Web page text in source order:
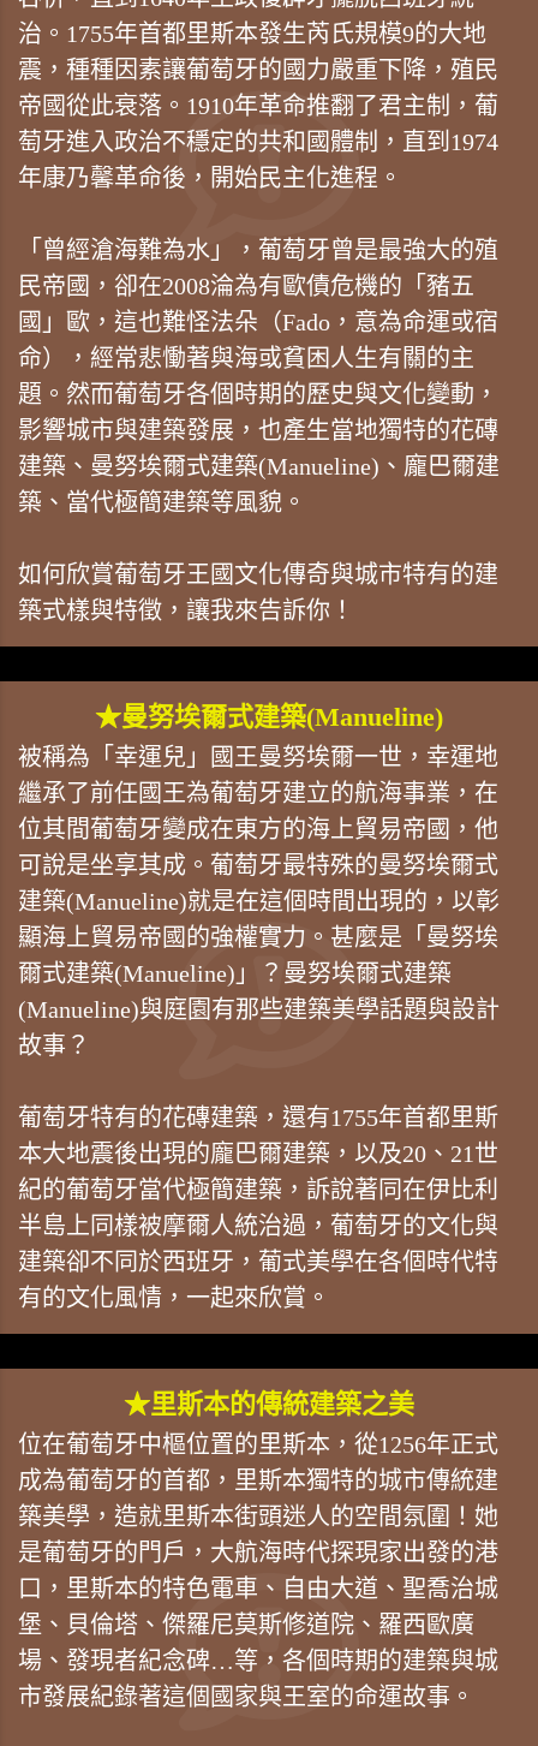
治。1755年首都里斯本發生芮氏規模9的大地
震，種種因素讓葡萄牙的國力嚴重下降，殖民
帝國從此衰落。1910年革命推翻了君主制，葡
萄牙進入政治不穩定的共和國體制，直到1974
年康乃馨革命後，開始民主化進程。
「曾經滄海難為水」，葡萄牙曾是最強大的殖
民帝國，卻在2008淪為有歐債危機的「豬五
國」歐，這也難怪法朵（Fado，意為命運或宿
命），經常悲慟著與海或貧困人生有關的主
題。然而葡萄牙各個時期的歷史與文化變動，
影響城市與建築發展，也產生當地獨特的花磚
建築、曼努埃爾式建築(Manueline)、龐巴爾建
築、當代極簡建築等風貌。
如何欣賞葡萄牙王國文化傳奇與城市特有的建
築式樣與特徵，讓我來告訴你！
★曼努埃爾式建築(Manueline)
被稱為「幸運兒」國王曼努埃爾一世，幸運地
繼承了前任國王為葡萄牙建立的航海事業，在
位其間葡萄牙變成在東方的海上貿易帝國，他
可說是坐享其成。葡萄牙最特殊的曼努埃爾式
建築(Manueline)就是在這個時間出現的，以彰
顯海上貿易帝國的強權實力。甚麼是「曼努埃
爾式建築(Manueline)」？曼努埃爾式建築
(Manueline)與庭園有那些建築美學話題與設計
故事？
葡萄牙特有的花磚建築，還有1755年首都里斯
本大地震後出現的龐巴爾建築，以及20、21世
紀的葡萄牙當代極簡建築，訴說著同在伊比利
半島上同樣被摩爾人統治過，葡萄牙的文化與
建築卻不同於西班牙，葡式美學在各個時代特
有的文化風情，一起來欣賞。
★里斯本的傳統建築之美
位在葡萄牙中樞位置的里斯本，從1256年正式
成為葡萄牙的首都，里斯本獨特的城市傳統建
築美學，造就里斯本街頭迷人的空間氛圍！她
是葡萄牙的門戶，大航海時代探現家出發的港
口，里斯本的特色電車、自由大道、聖喬治城
堡、貝倫塔、傑羅尼莫斯修道院、羅西歐廣
場、發現者紀念碑…等，各個時期的建築與城
市發展紀錄著這個國家與王室的命運故事。